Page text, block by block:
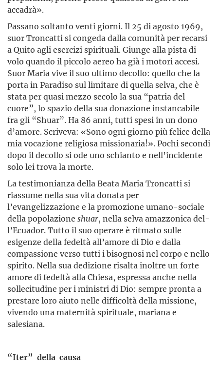
accadrà».
Passano soltanto venti giorni. Il 25 di agosto 1969,
suor Troncatti si congeda dalla comunità per recarsi
a Quito agli esercizi spirituali. Giunge alla pista di
volo quando il piccolo aereo ha già i motori accesi.
Suor Maria vive il suo ultimo decollo: quello che la
porta in Paradiso sul limitare di quella selva, che è
stata per quasi mezzo secolo la sua “patria del
cuore”, lo spazio della sua donazione instancabile
fra gli “Shuar”. Ha 86 anni, tutti spesi in un dono
d’amore. Scriveva: «Sono ogni giorno più felice della
mia vocazione religiosa missionaria!». Pochi secondi
dopo il decollo si ode uno schianto e nell’incidente
solo lei trova la morte.
La testimonianza della Beata Maria Troncatti si
riassume nella sua vita donata per
l’evangelizzazione e la promozione umano-sociale
della popolazione shuar, nella selva amazzonica del­
l’Ecuador. Tutto il suo operare è ritmato sulle
esigenze della fedeltà all’amore di Dio e dalla
compassione verso tutti i bisognosi nel corpo e nello
spirito. Nella sua dedizione risalta inoltre un forte
amore di fedeltà alla Chiesa, espressa anche nella
sollecitudine per i ministri di Dio: sempre pronta a
prestare loro aiuto nelle difficoltà della missione,
vivendo una maternità spirituale, mariana e
salesiana.
“Iter” della causa